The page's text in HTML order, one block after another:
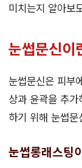
미치는지 알아보
눈썹문신이
눈썹문신은 피부
상과 윤곽을 추
하기 위해 눈썹
눈썹롱래스팅